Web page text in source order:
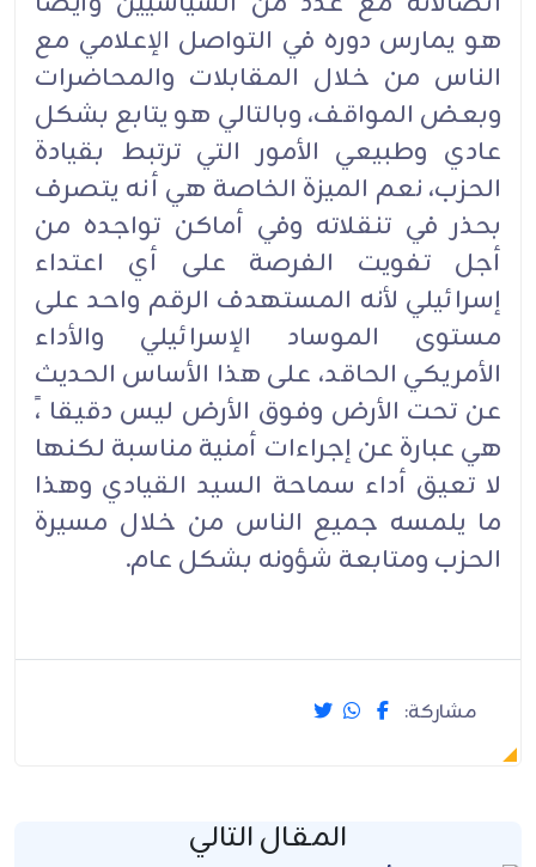
هو يمارس دوره في التواصل الإعلامي مع
الناس من خلال المقابلات والمحاضرات
وبعض المواقف، وبالتالي هو يتابع بشكل
عادي وطبيعي الأمور التي ترتبط بقيادة
الحزب، نعم الميزة الخاصة هي أنه يتصرف
بحذر في تنقلاته وفي أماكن تواجده من
أجل تفويت الفرصة على أي اعتداء
إسرائيلي لأنه المستهدف الرقم واحد على
مستوى الموساد الإسرائيلي والأداء
الأمريكي الحاقد، على هذا الأساس الحديث
عن تحت الأرض وفوق الأرض ليس دقيقا ،ً
هي عبارة عن إجراءات أمنية مناسبة لكنها
لا تعيق أداء سماحة السيد القيادي وهذا
ما يلمسه جميع الناس من خلال مسيرة
الحزب ومتابعة شؤونه بشكل عام.
مشاركة:
المقال التالي